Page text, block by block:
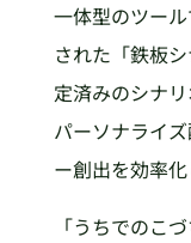
一体型のツー
された「鉄板
定済みのシナ
パーソナライ
ー創出を効率
「うちでのこ